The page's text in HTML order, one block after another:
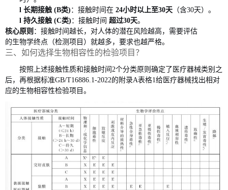
l 长期接触 (B类) ：接触时间在 24小时以上至30天 （含30天）。
l 持久接触 (C类) ：接触时间 超过30天。
核心原则 ：接触时间越长，对人体的潜在风险越高，需要评估
的生物学终点（检测项目）就越多，要求也越严格。
三、如何选择生物相容性的检验项目？
按照上述接触性质和接触时间 2个分类原则确定了医疗器械类别之
后，再根据标准GB/T16886.1-2022的附录A表格1给医疗器械找出相对
应的生物相容性检验项目。